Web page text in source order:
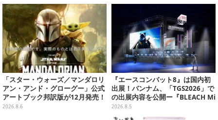
「スター・ウォーズ／マンダロリ
アン・アンド・グローグー」公式
アートブック邦訳版が12月発売！
映画のコンセプトアートやスケッ
2026.8.6
『エースコンバット8』は国内初
出展！バンナム、「TGS2026」で
の出展内容を公開ー『BLEACH Mi
rrors High』や『ONE PIECE 海
のごちそうレストラン』も遊べる
2026.8.5